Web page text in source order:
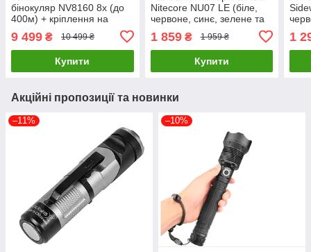
бінокуляр NV8160 8х (до
400м) + кріплення на
шолом (Чорний)
9 499 ₴ 10 499 ₴
Купити
Nitecore NU07 LE (біле,
червоне, синє, зелене та
1 859₴ 1 959 ₴
Купити
1
Акційні пропозиції та новинки
–11% –10%